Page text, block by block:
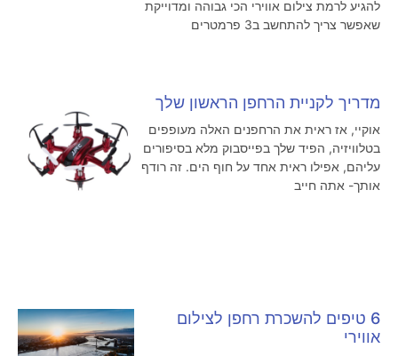
להגיע לרמת צילום אווירי הכי גבוהה ומדוייקת
שאפשר צריך להתחשב ב3 פרמטרים
מדריך לקניית הרחפן הראשון שלך
אוקיי, אז ראית את הרחפנים האלה מעופפים
בטלוויזיה, הפיד שלך בפייסבוק מלא בסיפורים
עליהם, אפילו ראית אחד על חוף הים. זה רודף
אותך- אתה חייב
6 טיפים להשכרת רחפן לצילום
אווירי